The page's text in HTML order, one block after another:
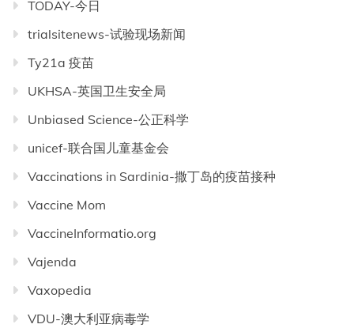
TODAY-今日
trialsitenews-试验现场新闻
Ty21a 疫苗
UKHSA-英国卫生安全局
Unbiased Science-公正科学
unicef-联合国儿童基金会
Vaccinations in Sardinia-撒丁岛的疫苗接种
Vaccine Mom
VaccineInformatio.org
Vajenda
Vaxopedia
VDU-澳大利亚病毒学